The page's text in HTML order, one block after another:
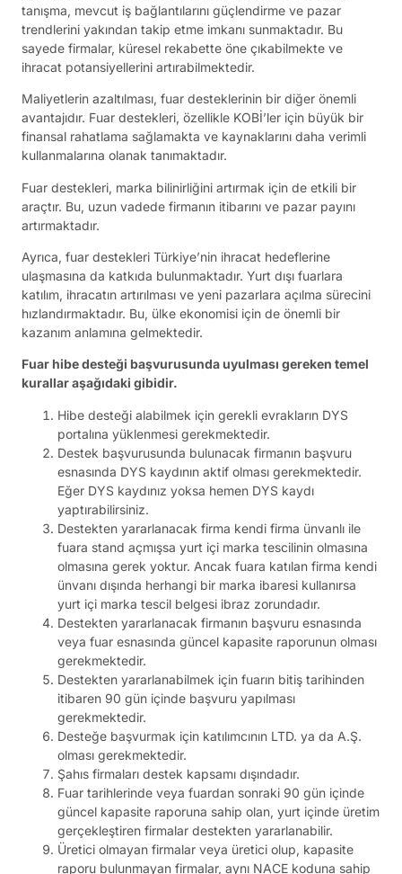
tanışma, mevcut iş bağlantılarını güçlendirme ve pazar
trendlerini yakından takip etme imkanı sunmaktadır. Bu
sayede firmalar, küresel rekabette öne çıkabilmekte ve
ihracat potansiyellerini artırabilmektedir.
Maliyetlerin azaltılması, fuar desteklerinin bir diğer önemli
avantajıdır. Fuar destekleri, özellikle KOBİ’ler için büyük bir
finansal rahatlama sağlamakta ve kaynaklarını daha verimli
kullanmalarına olanak tanımaktadır.
Fuar destekleri, marka bilinirliğini artırmak için de etkili bir
araçtır. Bu, uzun vadede firmanın itibarını ve pazar payını
artırmaktadır.
Ayrıca, fuar destekleri Türkiye’nin ihracat hedeflerine
ulaşmasına da katkıda bulunmaktadır. Yurt dışı fuarlara
katılım, ihracatın artırılması ve yeni pazarlara açılma sürecini
hızlandırmaktadır. Bu, ülke ekonomisi için de önemli bir
kazanım anlamına gelmektedir.
Fuar hibe desteği başvurusunda uyulması gereken temel
kurallar aşağıdaki gibidir.
Hibe desteği alabilmek için gerekli evrakların DYS
portalına yüklenmesi gerekmektedir.
Destek başvurusunda bulunacak firmanın başvuru
esnasında DYS kaydının aktif olması gerekmektedir.
Eğer DYS kaydınız yoksa hemen DYS kaydı
yaptırabilirsiniz.
Destekten yararlanacak firma kendi firma ünvanlı ile
fuara stand açmışsa yurt içi marka tescilinin olmasına
olmasına gerek yoktur. Ancak fuara katılan firma kendi
ünvanı dışında herhangi bir marka ibaresi kullanırsa
yurt içi marka tescil belgesi ibraz zorundadır.
Destekten yararlanacak firmanın başvuru esnasında
veya fuar esnasında güncel kapasite raporunun olması
gerekmektedir.
Destekten yararlanabilmek için fuarın bitiş tarihinden
itibaren 90 gün içinde başvuru yapılması
gerekmektedir.
Desteğe başvurmak için katılımcının LTD. ya da A.Ş.
olması gerekmektedir.
Şahıs firmaları destek kapsamı dışındadır.
Fuar tarihlerinde veya fuardan sonraki 90 gün içinde
güncel kapasite raporuna sahip olan, yurt içinde üretim
gerçekleştiren firmalar destekten yararlanabilir.
Üretici olmayan firmalar veya üretici olup, kapasite
raporu bulunmayan firmalar, aynı NACE koduna sahip